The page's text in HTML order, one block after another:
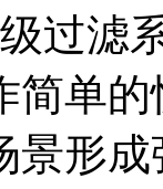
过滤
简单
景形